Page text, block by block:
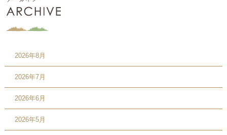
2026年8月
2026年7月
2026年6月
2026年5月